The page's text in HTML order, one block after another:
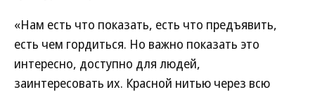
«Нам есть что показать, есть что предъявить,
есть чем гордиться. Но важно показать это
интересно, доступно для людей,
заинтересовать их. Красной нитью через всю